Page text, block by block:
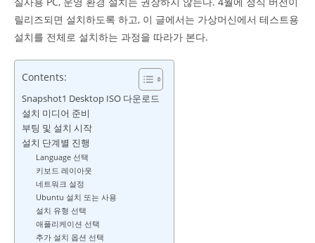
릴리즈되면 설치하도록 하고, 이 글에서는 가상머신에서 테스트용
설치를 전체로 설치하는 과정을 따라가 본다.
Contents:
Snapshot1 Desktop ISO 다운로드
설치 미디어 준비
부팅 및 설치 시작
설치 단계별 진행
Language 선택
키보드 레이아웃
네트워크 설정
Ubuntu 설치 또는 사용
설치 유형 선택
애플리케이션 선택
추가 설치 옵션 선택